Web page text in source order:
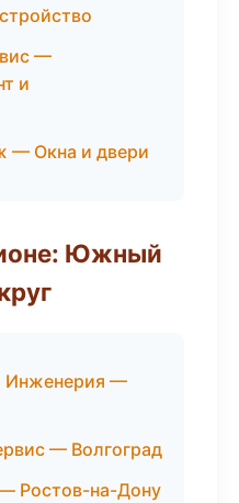
—
и
— Окна и двери
Южный
Инженерия —
— Волгоград
Ростов-на-Дону